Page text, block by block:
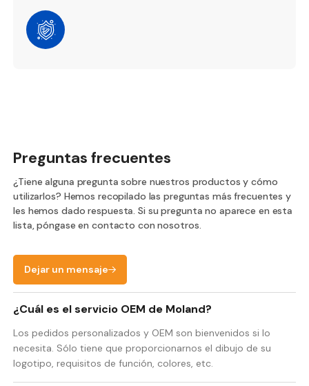
Preguntas frecuentes
¿Tiene alguna pregunta sobre nuestros productos y cómo
utilizarlos? Hemos recopilado las preguntas más frecuentes y
les hemos dado respuesta. Si su pregunta no aparece en esta
lista, póngase en contacto con nosotros.
Dejar un mensaje
¿Cuál es el servicio OEM de Moland?
Los pedidos personalizados y OEM son bienvenidos si lo
necesita. Sólo tiene que proporcionarnos el dibujo de su
logotipo, requisitos de función, colores, etc.